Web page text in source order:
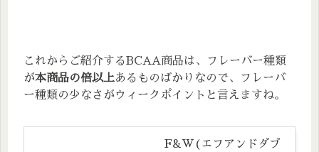
これからご紹介するBCAA商品は、フレーバー種類
が本商品の倍以上あるものばかりなので、フレーバ
ー種類の少なさがウィークポイントと言えますね。
F&W(エフアンドダブ